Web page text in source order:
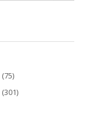
(75)
(301)